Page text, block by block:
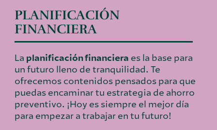
PLANIFICACIÓN
FINANCIERA
La planificación financiera es la base para
un futuro lleno de tranquilidad. Te
ofrecemos contenidos pensados para que
puedas encaminar tu estrategia de ahorro
preventivo. ¡Hoy es siempre el mejor día
para empezar a trabajar en tu futuro!